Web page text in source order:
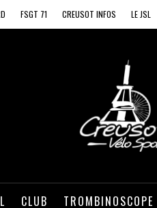
FSGT 71 CREUSOT INFOS LE JSL
CLUB TROMBINOSCOPE